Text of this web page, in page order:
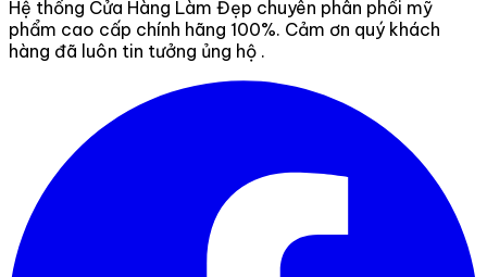
Hệ thống Cửa Hàng Làm Đẹp chuyên phân phối mỹ
phẩm cao cấp chính hãng 100%. Cảm ơn quý khách
hàng đã luôn tin tưởng ủng hộ .